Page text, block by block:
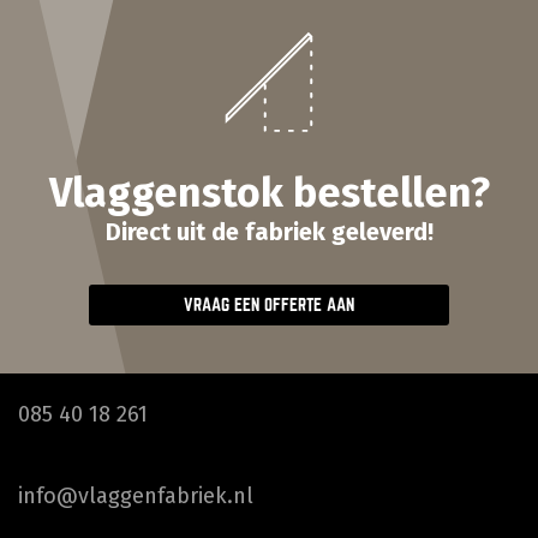
Vlaggenstok bestellen?
Direct uit de fabriek geleverd!
VRAAG EEN OFFERTE AAN
085 40 18 261
info@vlaggenfabriek.nl